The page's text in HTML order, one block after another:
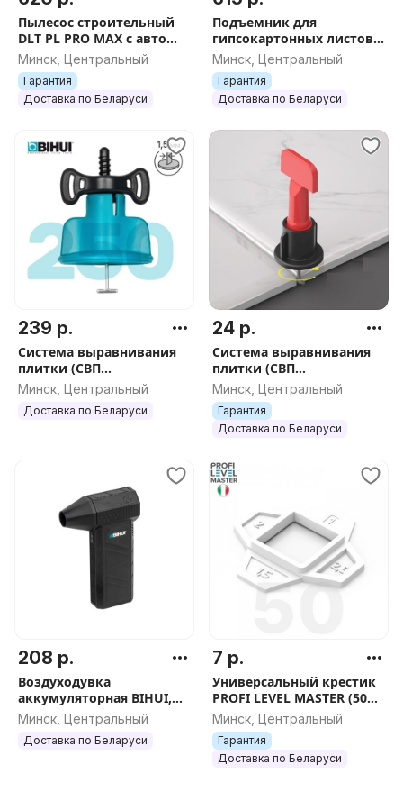
Пылесос строительный
DLT PL PRO MAX с авто
очисткой, БЕЗ пульта
дистанционного
управления, арт.4311
Минск, Центральный
Гарантия
Доставка по Беларуси
Подъемник для
гипсокартонных листов
DLT Panel Lifter 335
(подъемник ГКЛ) до 3.35
м, арт.0585
Минск, Центральный
Гарантия
Доставка по Беларуси
239 р.
Система выравнивания
плитки (СВП
многоразовая) BIHUI 1,5
мм, 250 шт., арт.TSL250
Минск, Центральный
Доставка по Беларуси
24 р.
Система выравнивания
плитки (СВП
многоразовая) DLT 1,5мм,
50шт арт.0961
Минск, Центральный
Гарантия
Доставка по Беларуси
208 р.
Воздуходувка
аккумуляторная BIHUI,
арт.BPG22
Минск, Центральный
Доставка по Беларуси
7 р.
Универсальный крестик
PROFI LEVEL MASTER (50
шт.), арт.1139
Минск, Центральный
Гарантия
Доставка по Беларуси